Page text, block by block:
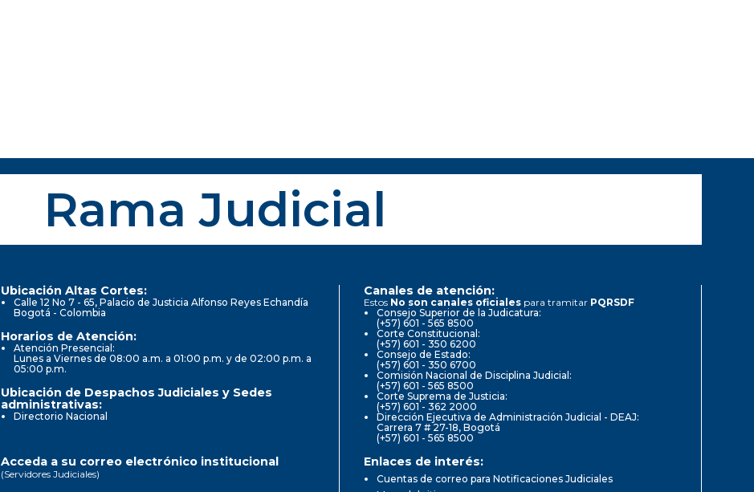
Rama Judicial
Ubicación Altas Cortes:
Calle 12 No 7 - 65, Palacio de Justicia Alfonso Reyes Echandía
Bogotá - Colombia
Horarios de Atención:
Atención Presencial:
Lunes a Viernes de 08:00 a.m. a 01:00 p.m. y de 02:00 p.m. a
05:00 p.m.
Ubicación de Despachos Judiciales y Sedes
administrativas:
Directorio Nacional
Canales de atención:
Estos No son canales oficiales para tramitar PQRSDF
Consejo Superior de la Judicatura:
(+57) 601 - 565 8500
Corte Constitucional:
(+57) 601 - 350 6200
Consejo de Estado:
(+57) 601 - 350 6700
Comisión Nacional de Disciplina Judicial:
(+57) 601 - 565 8500
Corte Suprema de Justicia:
(+57) 601 - 362 2000
Dirección Ejecutiva de Administración Judicial - DEAJ:
Carrera 7 # 27-18, Bogotá
(+57) 601 - 565 8500
Acceda a su correo electrónico institucional
(Servidores Judiciales)
Enlaces de interés:
Cuentas de correo para Notificaciones Judiciales